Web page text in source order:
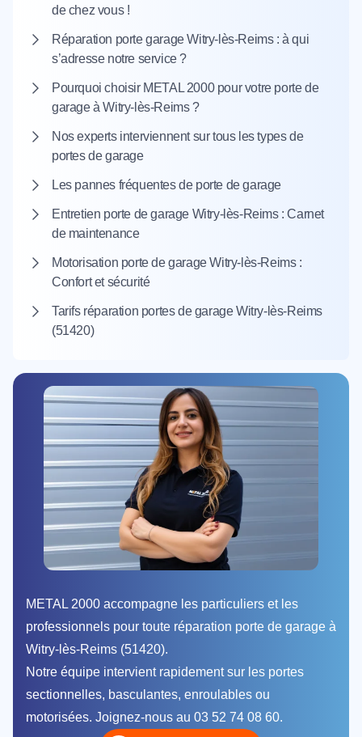
de chez vous !
Réparation porte garage Witry-lès-Reims : à qui
s’adresse notre service ?
Pourquoi choisir METAL 2000 pour votre porte de
garage à Witry-lès-Reims ?
Nos experts interviennent sur tous les types de
portes de garage
Les pannes fréquentes de porte de garage
Entretien porte de garage Witry-lès-Reims : Carnet
de maintenance
Motorisation porte de garage Witry-lès-Reims :
Confort et sécurité
Tarifs réparation portes de garage Witry-lès-Reims
(51420)
METAL 2000 accompagne les particuliers et les
professionnels pour toute réparation porte de garage à
Witry-lès-Reims (51420).
Notre équipe intervient rapidement sur les portes
sectionnelles, basculantes, enroulables ou
motorisées. Joignez-nous au 03 52 74 08 60.